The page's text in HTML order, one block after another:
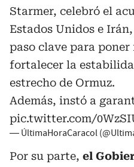
Starmer, celebró el
Estados Unidos e
paso clave para
fortalecer la
estrecho de Ormuz.
Además, instó a
pic.twitter.com/
— ÚltimaHoraCaracol
Por su parte, el